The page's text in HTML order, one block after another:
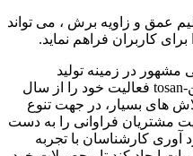
عمق و زاویه برش ، می تواند
کاربران فراهم نماید.
مشهور در زمینه تولید
ابزارآلات برقی و دستی است. توسن-tosan فعالیت خود را از سال
تلاش های بسیار، در جهت تنوع
مشتریان فراوانی را به دست
آوری کارشناسان با تجربه